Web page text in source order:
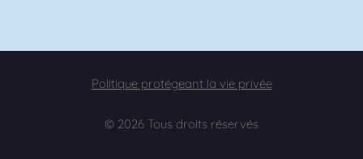
Politique protégeant la vie privée
© 2026 Tous droits réservés